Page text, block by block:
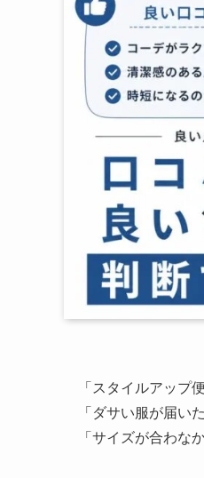
「スタイルアップ
「ダサい服が届い
「サイズが合わな